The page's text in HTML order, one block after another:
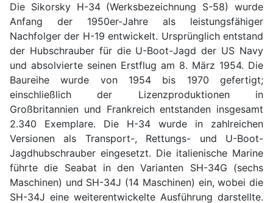
Die Sikorsky H-34 (Werksbezeichnung S-58) wurde
Anfang der 1950er-Jahre als leistungsfähiger
Nachfolger der H-19 entwickelt. Ursprünglich entstand
der Hubschrauber für die U-Boot-Jagd der US Navy
und absolvierte seinen Erstflug am 8. März 1954. Die
Baureihe wurde von 1954 bis 1970 gefertigt;
einschließlich der Lizenzproduktionen in
Großbritannien und Frankreich entstanden insgesamt
2.340 Exemplare. Die H-34 wurde in zahlreichen
Versionen als Transport-, Rettungs- und U-Boot-
Jagdhubschrauber eingesetzt. Die italienische Marine
führte die Seabat in den Varianten SH-34G (sechs
Maschinen) und SH-34J (14 Maschinen) ein, wobei die
SH-34J eine weiterentwickelte Ausführung darstellte.